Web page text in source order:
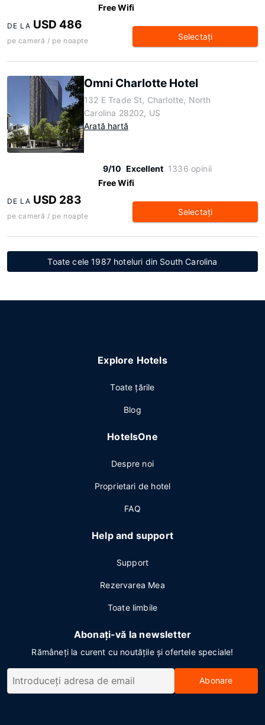
Free Wifi
DE LA USD 486
pe cameră / pe noapte Selectaţi
Omni Charlotte Hotel
132 E Trade St, Charlotte, North
Carolina 28202, US
Arată hartă
9/10 Excellent 1336 opinii
Free Wifi
DE LA USD 283
pe cameră / pe noapte Selectaţi
Toate cele 1987 hoteluri din South Carolina
Explore Hotels
Toate ţările
Blog
HotelsOne
Despre noi
Proprietari de hotel
FAQ
Help and support
Support
Rezervarea Mea
Toate limbile
Abonați-vă la newsletter
Rămâneți la curent cu noutățile și ofertele speciale!
Abonare